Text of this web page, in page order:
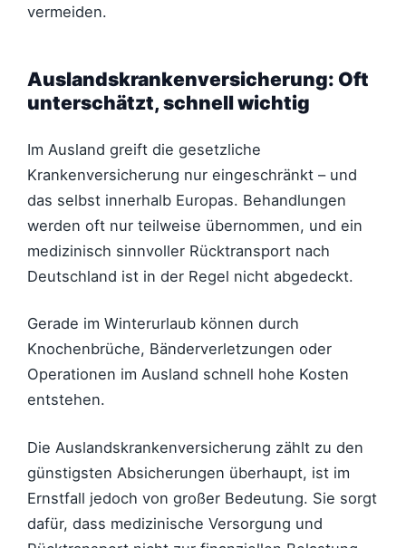
vermeiden.
Auslandskrankenversicherung: Oft
unterschätzt, schnell wichtig
Im Ausland greift die gesetzliche
Krankenversicherung nur eingeschränkt – und
das selbst innerhalb Europas. Behandlungen
werden oft nur teilweise übernommen, und ein
medizinisch sinnvoller Rücktransport nach
Deutschland ist in der Regel nicht abgedeckt.
Gerade im Winterurlaub können durch
Knochenbrüche, Bänderverletzungen oder
Operationen im Ausland schnell hohe Kosten
entstehen.
Die Auslandskrankenversicherung zählt zu den
günstigsten Absicherungen überhaupt, ist im
Ernstfall jedoch von großer Bedeutung. Sie sorgt
dafür, dass medizinische Versorgung und